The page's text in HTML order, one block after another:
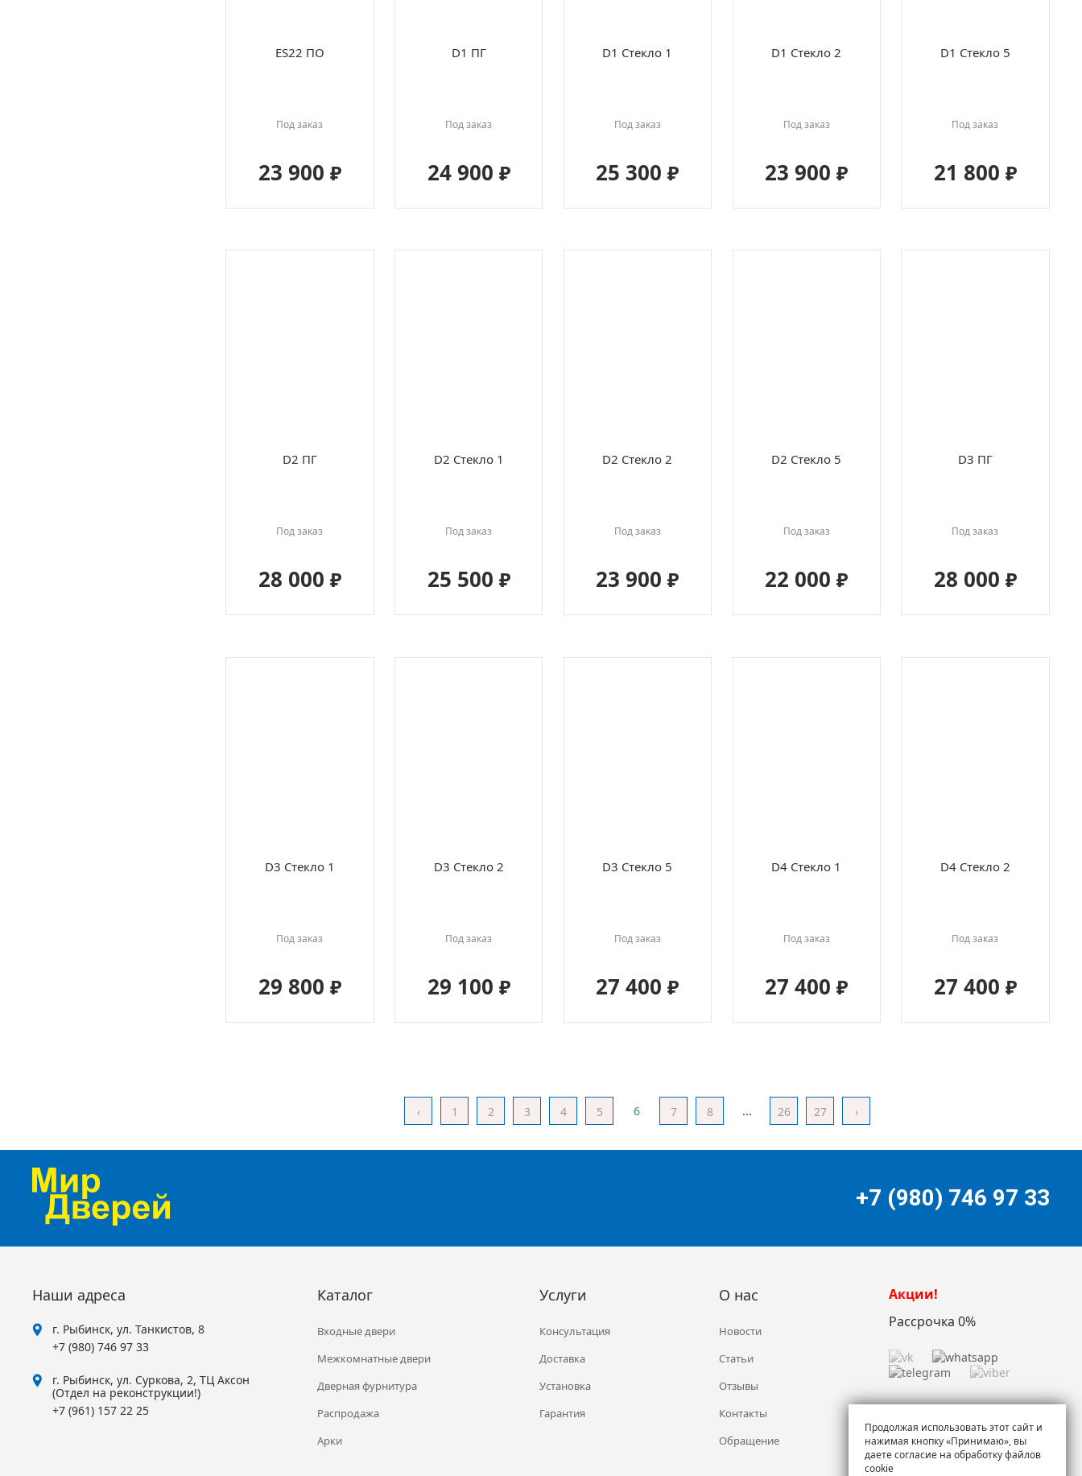
ES22 ПО
Под заказ
23 900 ₽
D1 ПГ
Под заказ
24 900 ₽
D1 Стекло 1
Под заказ
25 300₽
D1 Стекло 2
Под заказ
23 900₽
D1 Стекло 5
Под заказ
21 800 ₽
D2 ПГ
Под заказ
28 000 ₽
D2 Стекло 1
Под заказ
25 500 ₽
D2 Стекло 2
Под заказ
23 900₽
D2 Стекло 5
Под заказ
22 000₽
D3 ПГ
Под заказ
28 000 ₽
D3 Стекло 1
Под заказ
29 800 ₽
D3 Стекло 2
Под заказ
29 100 ₽
D3 Стекло 5
Под заказ
27 400₽
D4 Стекло 1
Под заказ
27 400₽
D4 Стекло 2
Под заказ
27 400 ₽
‹ 1 2 3 4 5 6 7 8 ... 26 27 ›
+7 (980) 746 97 33
Наши адреса
г. Рыбинск, ул. Танкистов, 8
+7 (980) 746 97 33
г. Рыбинск, ул. Суркова, 2, ТЦ Аксон
(Отдел на реконструкции!)
+7 (961) 157 22 25
Каталог
Входные двери
Межкомнатные двери
Дверная фурнитура
Распродажа
Арки
Услуги
Консультация
Доставка
Установка
Гарантия
О нас
Новости
Статьи
Отзывы
Контакты
Обращение
Акции!
Рассрочка 0%
Продолжая использовать этот сайт и
нажимая кнопку «Принимаю», вы
даете согласие на обработку файлов
cookie